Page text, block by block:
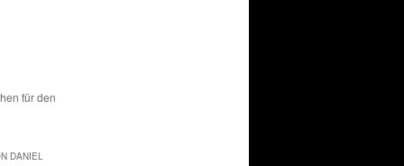
für den
DANIEL